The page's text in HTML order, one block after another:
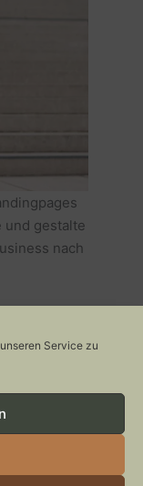
Service zu
und gestalte
nach
>>
Cats & Art